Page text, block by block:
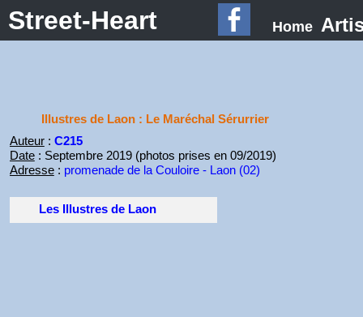
Street-Heart Home
Illustres de Laon : Le Maréchal Sérurrier
Auteur: C215
Date: Septembre 2019 (photos prises en 09/2019)
Adresse: promenade de la Couloire - Laon (02)
Les Illustres de Laon